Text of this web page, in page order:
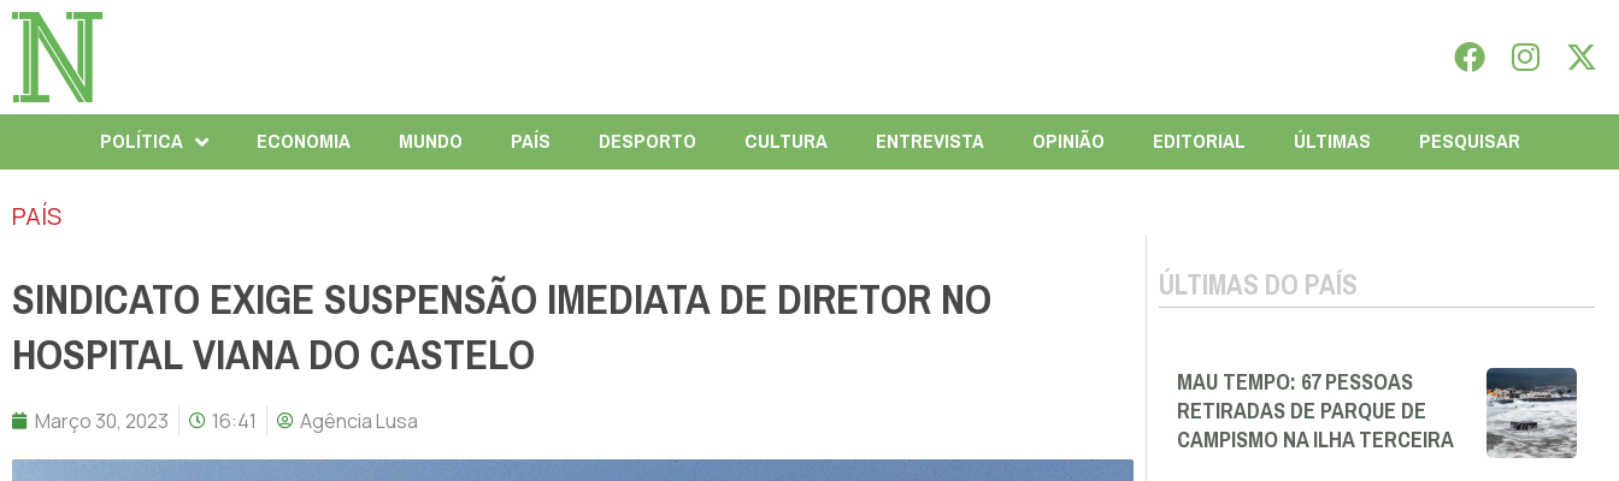
POLÍTICA ECONOMIA MUNDO PAÍS DESPORTO CULTURA ENTREVISTA OPINIÃO EDITORIAL ÚLTIMAS PESQUISAR
PAÍS
SINDICATO EXIGE SUSPENSÃO IMEDIATA DE DIRETOR NO
HOSPITAL VIANA DO CASTELO
Março 30, 2023 16:41 Agência Lusa
ÚLTIMAS DO PAÍS
MAU TEMPO: 67 PESSOAS
RETIRADAS DE PARQUE DE
CAMPISMO NA ILHA TERCEIRA